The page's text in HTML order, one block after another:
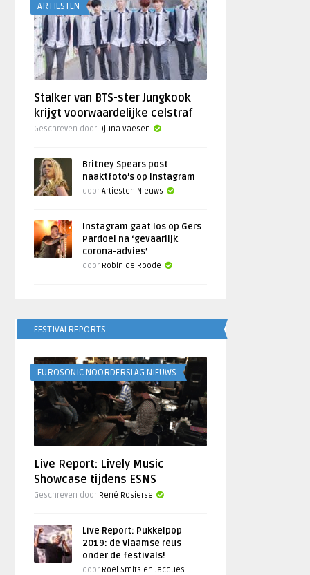
ARTIESTEN
Stalker van BTS-ster Jungkook
krijgt voorwaardelijke celstraf
Geschreven door Djuna Vaesen
Britney Spears post
naaktfoto’s op Instagram
doorArtiesten Nieuws
Instagram gaat los op Gers
Pardoel na ‘gevaarlijk
corona-advies’
door Robin de Roode
FESTIVALREPORTS
EUROSONIC NOORDERSLAG NIEUWS
Live Report: Lively Music
Showcase tijdens ESNS
Geschreven door René Rosierse
Live Report: Pukkelpop
2019: de Vlaamse reus
onder de festivals!
door Roel Smits en Jacques